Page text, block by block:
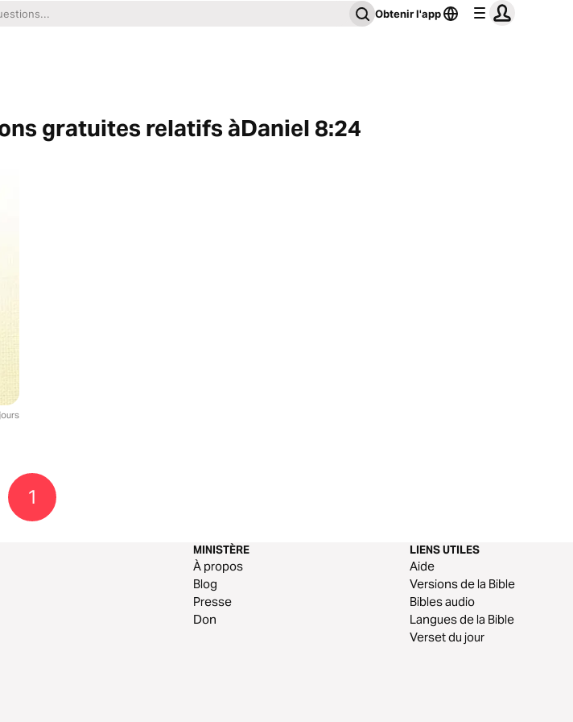
Obtenir l'app
gratuites relatifs àDaniel 8:24
1
MINISTÈRE
À propos
Blog
Presse
Don
LIENS UTILES
Aide
Versions de la Bible
Bibles audio
Langues de la Bible
Verset du jour